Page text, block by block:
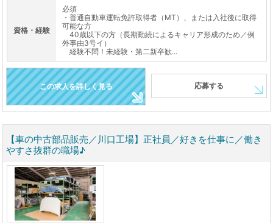
資格・経験
必須
・普通自動車運転免許取得者（MT）、または入社後に取得
可能な方
40歳以下の方（長期勤続によるキャリア形成のため／例
外事由3号イ）
経験不問！未経験・第二新卒歓...
この求人を詳しく見る 応募する
【車の中古部品販売／川口工場】正社員／好きを仕事に／働き
やすさ抜群の職場♪